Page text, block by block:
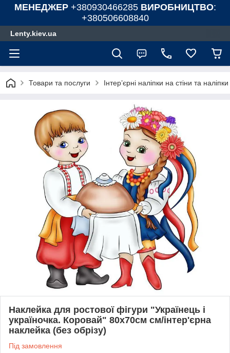
МЕНЕДЖЕР +380930466285 ВИРОБНИЦТВО:
+380506608840
Lenty.kiev.ua
Товари та послуги Інтер’єрні наліпки на стіни та
Наклейка для ростової фігури "Українець і
україночка. Коровай" 80х70см см/інтер'єрна
наклейка (без обрізу)
Під замовлення